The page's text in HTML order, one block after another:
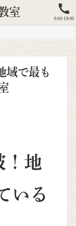
室
9:00-19:00
域で最も
！地
いる